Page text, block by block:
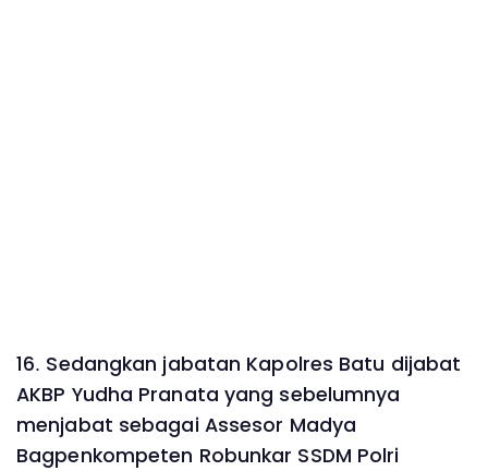
16. Sedangkan jabatan Kapolres Batu dijabat
AKBP Yudha Pranata yang sebelumnya
menjabat sebagai Assesor Madya
Bagpenkompeten Robunkar SSDM Polri